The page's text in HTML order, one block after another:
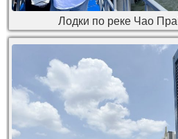
Лодки по реке Чао